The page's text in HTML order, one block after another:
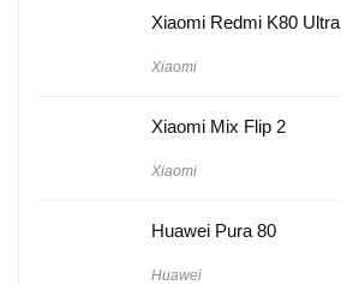
Xiaomi Redmi K80 Ultra
Xiaomi
Xiaomi Mix Flip 2
Xiaomi
Huawei Pura 80
Huawei